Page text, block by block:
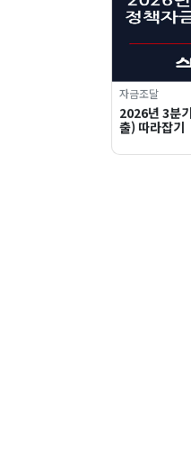
자금조달
2026년 3분
출) 따라잡기